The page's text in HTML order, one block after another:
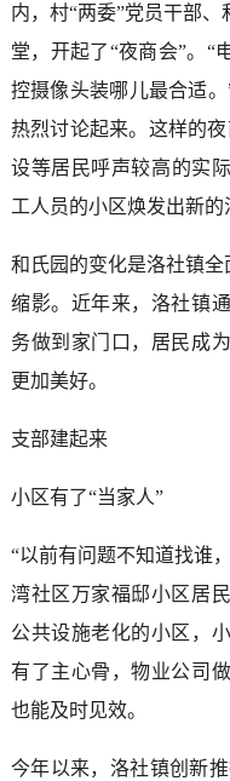
内，村“两委”党员干部
堂，开起了“夜商会”。“
控摄像头装哪儿最合适
热烈讨论起来。这样的
设等居民呼声较高的实
工人员的小区焕发出新的
和氏园的变化是洛社镇
缩影。近年来，洛社镇
务做到家门口，居民成
更加美好。
支部建起来
小区有了“当家人”
“以前有问题不知道找谁
湾社区万家福邸小区居
公共设施老化的小区，
有了主心骨，物业公司
也能及时见效。
今年以来，洛社镇创新